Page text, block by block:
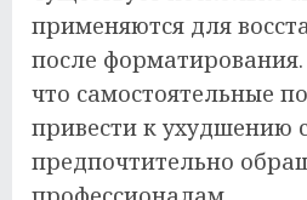
применяются для
после
что самостоятельные
привести к ухудшению
предпочтительно